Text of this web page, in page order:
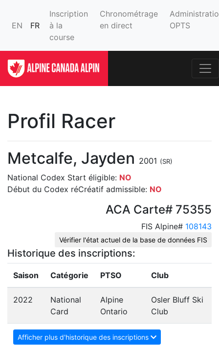
EN FR
Inscription
à la
course
Chronométrage
en direct
OPTS
Profil Racer
Metcalfe, Jayden 2001 (SR)
National Codex Start éligible: NO
Début du Codex réCréatif admissible: NO
ACA Carte# 75355
FIS Alpine# 108143
Vérifier l'état actuel de la base de données FIS
Historique des inscriptions:
Saison Catégorie PTSO Club
2022
National
Card
Alpine
Ontario
Osler Bluff Ski
Club
Afficher plus d'historique des inscriptions